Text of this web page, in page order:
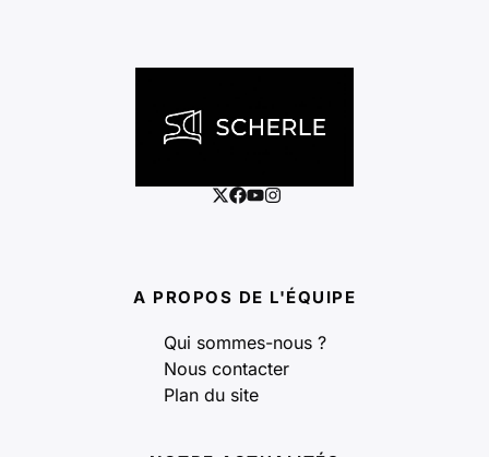
A PROPOS DE L'ÉQUIPE
Qui sommes-nous ?
Nous contacter
Plan du site